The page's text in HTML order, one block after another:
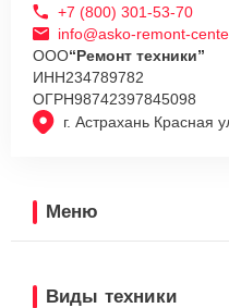
г. Астрахань Красная
+7 (800) 301-53-70
info@asko-remont-
ООО“Ремонт техники”
ИНН234789782
ОГРН98742397845098
Меню
Виды техники